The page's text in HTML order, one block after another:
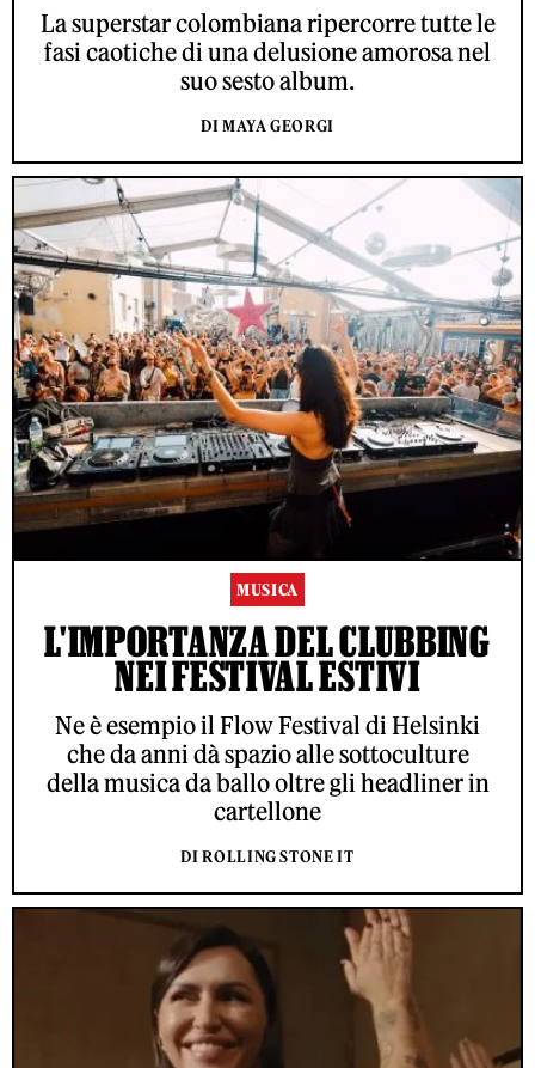
La superstar colombiana ripercorre tutte le
fasi caotiche di una delusione amorosa nel
suo sesto album.
DI MAYA GEORGI
MUSICA
L'IMPORTANZA DEL CLUBBING
NEI FESTIVAL ESTIVI
Ne è esempio il Flow Festival di Helsinki
che da anni dà spazio alle sottoculture
della musica da ballo oltre gli headliner in
cartellone
DI ROLLING STONE IT